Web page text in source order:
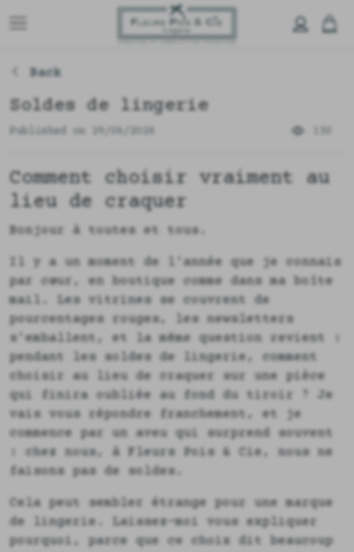
Back
Soldes de lingerie
Published on 29/06/2026
Comment choisir vraiment au
lieu de craquer
Bonjour à toutes et tous.
Il y a un moment de l'année que je connais
par cœur, en boutique comme dans ma boîte
mail. Les vitrines se couvrent de
pourcentages rouges, les newsletters
s'emballent, et la même question revient :
pendant les soldes de lingerie, comment
choisir au lieu de craquer sur une pièce
qui finira oubliée au fond du tiroir ? Je
vais vous répondre franchement, et je
commence par un aveu qui surprend souvent
: chez nous, à Fleurs Pois & Cie, nous ne
faisons pas de soldes.
Cela peut sembler étrange pour une marque
de lingerie. Laissez-moi vous expliquer
pourquoi, parce que ce choix dit beaucoup